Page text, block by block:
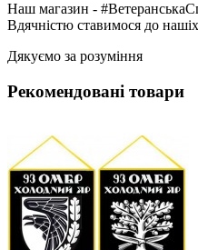
Наш магазин -
Вдячністю ставимося до
Дякуємо за розуміння
Рекомендовані товари